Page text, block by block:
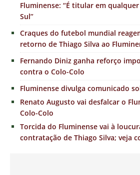
Fluminense: “É titular em
Sul”
Craques do futebol mundial
retorno de Thiago Silva ao
Fernando Diniz ganha reforço
contra o Colo-Colo
Fluminense divulga comunicado
Renato Augusto vai desfalcar o
Colo-Colo
Torcida do Fluminense vai à
contratação de Thiago Silva; veja